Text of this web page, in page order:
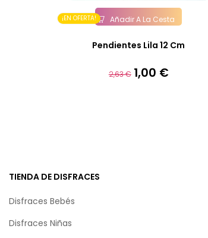
¡EN OFERTA! Añadir A La Cesta
Pendientes Lila 12 Cm
Precio
2,63 € Precio
1,00 €
TIENDA DE DISFRACES
Disfraces Bebés
Disfraces Niñas